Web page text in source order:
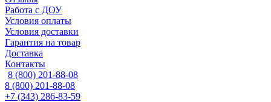
Работа с ДОУ
Условия оплаты
Условия доставки
Гарантия на товар
Доставка
Контакты
8 (800) 201-88-08
8 (800) 201-88-08
+7 (343) 286-83-59